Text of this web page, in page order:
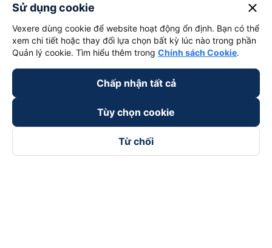
Sử dụng cookie close
Vexere dùng cookie để website hoạt động ổn định. Bạn có thể
xem chi tiết hoặc thay đổi lựa chọn bất kỳ lúc nào trong phần
Quản lý cookie. Tìm hiểu thêm trong Chính sách Cookie.
Chấp nhận tất cả
Tùy chọn cookie
Từ chối